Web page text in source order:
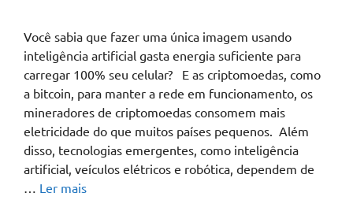
Você sabia que fazer uma única imagem usando
inteligência artificial gasta energia suficiente para
carregar 100% seu celular? E as criptomoedas, como
a bitcoin, para manter a rede em funcionamento, os
mineradores de criptomoedas consomem mais
eletricidade do que muitos países pequenos. Além
disso, tecnologias emergentes, como inteligência
artificial, veículos elétricos e robótica, dependem de
… Ler mais